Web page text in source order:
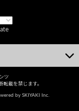
ツ
載を禁じます。
by SKIYAKI Inc.